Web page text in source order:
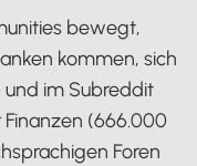
bewegt,
kommen, sich
im Subreddit
(666.000
Foren